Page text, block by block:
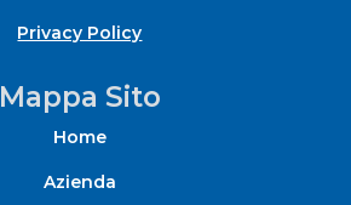
Privacy Policy
Mappa Sito
Home
Azienda